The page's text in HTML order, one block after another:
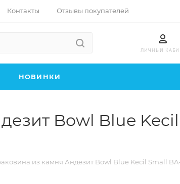
Контакты Отзывы покупателей
ЛИЧНЫЙ
НОВИНКИ
Bowl Blue
из камня Андезит Bowl Blue Kecil Small